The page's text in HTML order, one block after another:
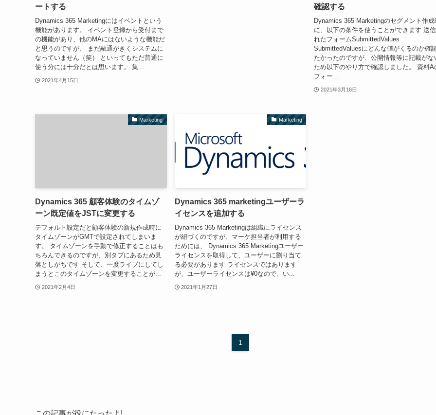
ートする
Dynamics 365 Marketingにはイベントという
機能があります。 イベント登録から受付まで
の機能があり、他のMAにはないような機能だ
と思うのですが、 まだ融通がきくシステムに
なっていません（笑） といってもただ普通に
使う分には十分だとは思います。 集...
2021年4月15日
確認する
Dynamics 365 Marketingのセグメント作成
に、以下の条件を使うことができます 送信
れたフォームSubmittedValues
SubmittedValuesにどんな値がくるのか確
たかったのですが、公開情報等に記載がな
ため以下のやり方で確認しました。 資料A
フォー...
2021年3月18日
Marketing
Dynamics 365 顧客体験のタイムゾ
ーン既定値をJSTに変更する
デフォルト設定だと顧客体験の新規作成時に
タイムゾーンがGMTで設定されてしまいま
す。 タイムゾーンを手動で修正することはも
ちろんできるのですが、別タブにあるため見
落としがちです そして、一度ライブにしてし
まうとこのタイムゾーンを変更することが...
2021年2月4日
Marketing
Dynamics 365 marketingユーザーラ
イセンスを追加する
Dynamics 365 Marketingは組織にライセンス
が紐づくのですが、マーケ担当者が利用する
ためには、 Dynamics 365 Marketingユーザー
ライセンスを取得して、ユーザーに割り当て
る必要があります ライセンスではあります
が、ユーザーライセンスは¥0なので、い...
2021年1月27日
1
この記事が役にたったよ!